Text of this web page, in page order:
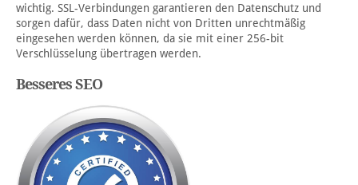
wichtig. SSL-Verbindungen garantieren den Datenschutz und
sorgen dafür, dass Daten nicht von Dritten unrechtmäßig
eingesehen werden können, da sie mit einer 256-bit
Verschlüsselung übertragen werden.
Besseres SEO